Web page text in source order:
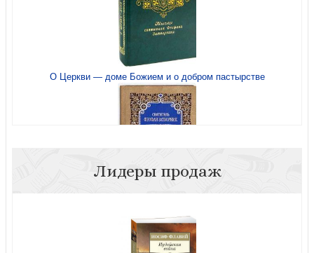
Жития святых. ( Комплект в 3 книгах, в футляре)
Летопись миробытия
О Церкви — доме Божием и о добром пастырстве
Лидеры продаж